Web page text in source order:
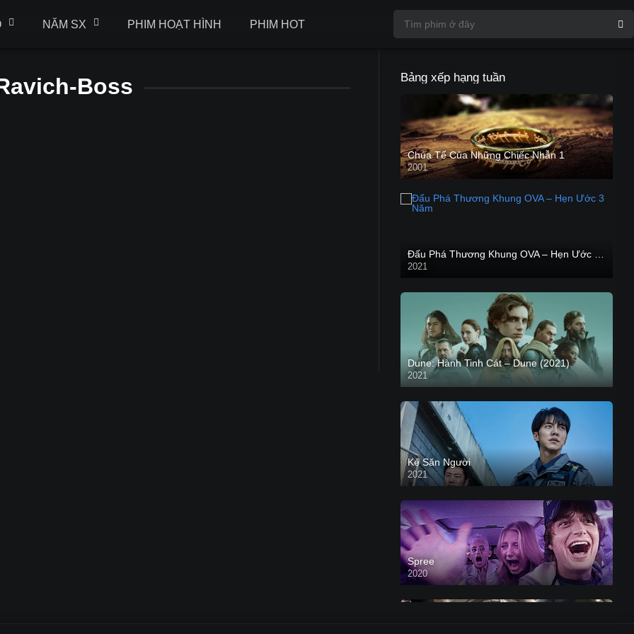
NĂM SX PHIM HOẠT HÌNH PHIM HOT
Boss Bảng xếp hạng tuần
Chúa Tể Của Những Chiếc Nhẫn 1
2001
2021
Dune: Hành Tinh Cát – Dune (2021)
2021
HD VIETSUB
Kẻ Săn Người
2021
Spree
2020